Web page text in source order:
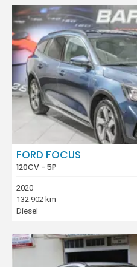
FORD FOCUS
120CV - 5P
2020
132.902 km
Diesel